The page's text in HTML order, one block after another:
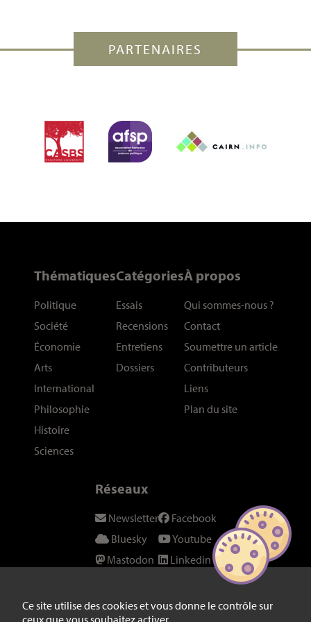
Ce site utilise des cookies et vous donne le contrôle sur
ceux que vous souhaitez activer
PARTENAIRES
Thématiques
Politique
Société
Économie
Arts
International
Philosophie
Histoire
Sciences
Catégories
Essais
Recensions
Entretiens
Dossiers
À propos
Qui sommes-nous ?
Contact
Soumettre un article
Contributeurs
Liens
Plan du site
Réseaux
Newsletter
Bluesky
Mastodon
Instagram
Facebook
Youtube
Linkedin
Fil RSS